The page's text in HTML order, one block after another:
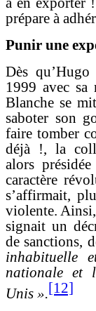
prépare à
Punir une
Dès
1999 avec
Blanche se
saboter son
faire tomber
déjà !, la
alors
caractère
s’affirmait,
violente.
signait un
de sanctions,
inhabituelle
nationale et
Unis ».[12]